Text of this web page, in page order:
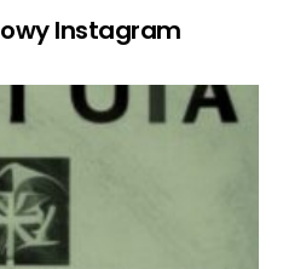
Instagram